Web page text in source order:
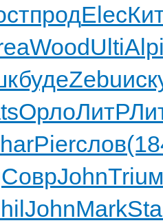
продElec
WoodUlti
будеZebu
ОрлоЛитР
Pierслов
СоврJohnTriu
JohnMark